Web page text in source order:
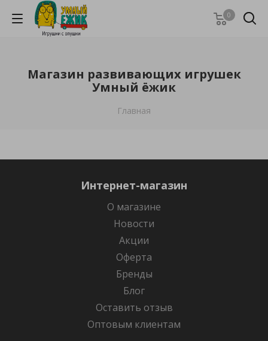
0
Магазин развивающих игрушек
Умный ёжик
Главная
Интернет-магазин
О магазине
Новости
Акции
Оферта
Бренды
Блог
Оставить отзыв
Оптовым клиентам